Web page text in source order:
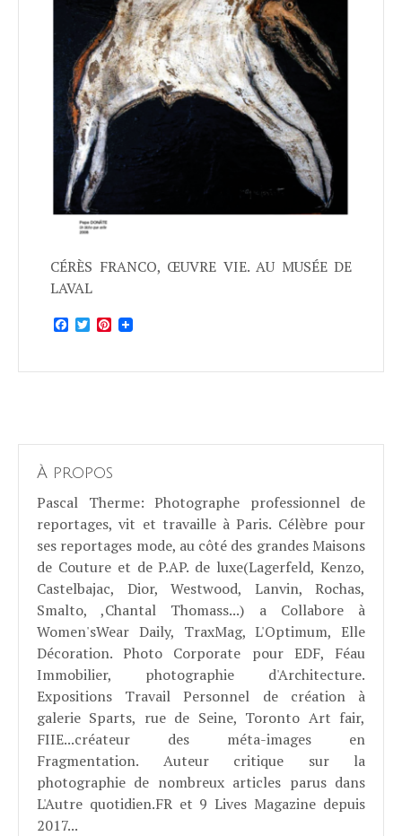
CÉRÈS FRANCO, ŒUVRE VIE. AU MUSÉE DE
LAVAL
Facebook
TwitterPinterest
À propos
Pascal Therme: Photographe professionnel de
reportages, vit et travaille à Paris. Célèbre pour
ses reportages mode, au côté des grandes Maisons
de Couture et de P.AP. de luxe(Lagerfeld, Kenzo,
Castelbajac, Dior, Westwood, Lanvin, Rochas,
Smalto, ,Chantal Thomass...) a Collabore à
Women'sWear Daily, TraxMag, L'Optimum, Elle
Décoration. Photo Corporate pour EDF, Féau
Immobilier, photographie d'Architecture.
Expositions Travail Personnel de création à
galerie Sparts, rue de Seine, Toronto Art fair,
FIIE...créateur des méta-images en
Fragmentation. Auteur critique sur la
photographie de nombreux articles parus dans
L'Autre quotidien.FR et 9 Lives Magazine depuis
2017...